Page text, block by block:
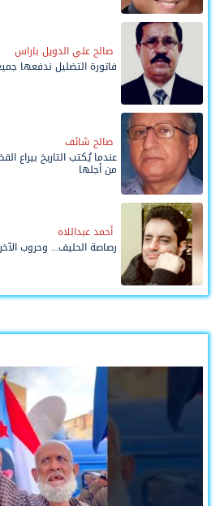
صالح علي الدويل باراس
فاتورة التضليل ندفعها
صالح شائف
عندما يُكتب التاريخ بيراع
من أجلها
أحمد عبداللاه
رصاصة الحليف... وحروب